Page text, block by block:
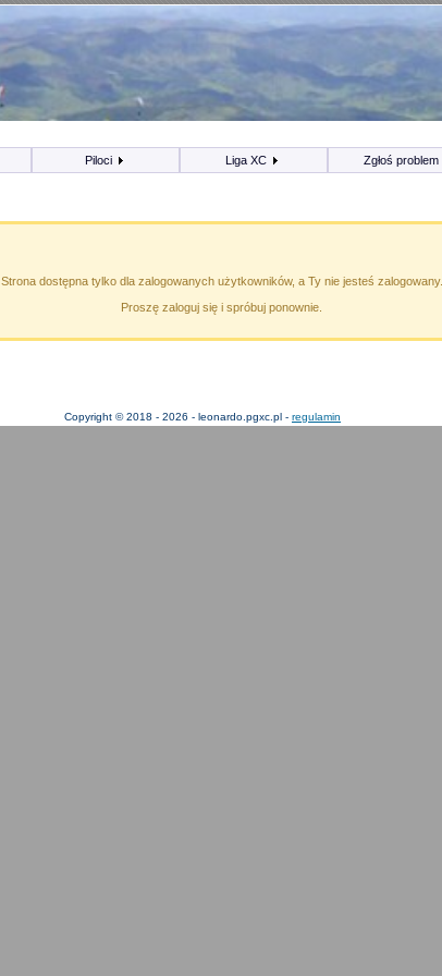
Piloci Liga XC Zgłoś problem
Strona dostępna tylko dla zalogowanych użytkowników, a Ty nie jesteś zalogowany.
Proszę zaloguj się i spróbuj ponownie.
Copyright © 2018 - 2026 - leonardo.pgxc.pl - regulamin